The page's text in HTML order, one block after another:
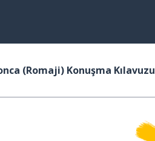
(Romaji) Konuşma Kılavuzu